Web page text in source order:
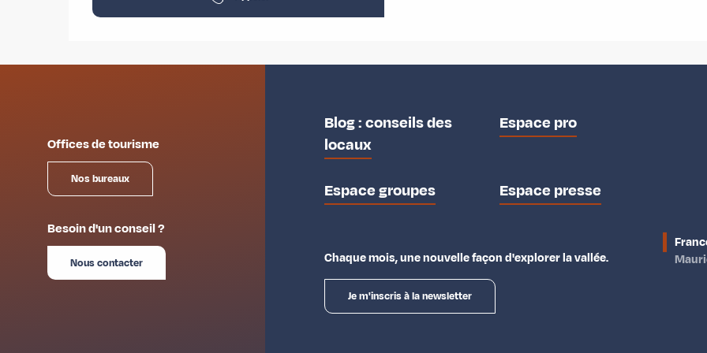
Offices de tourisme
Nos bureaux
Besoin d'un conseil ?
Nous contacter
Blog : conseils des
locaux
Espace pro
Espace groupes Espace presse
Chaque mois, une nouvelle façon d'explorer la vallée.
Je m'inscris à la newsletter